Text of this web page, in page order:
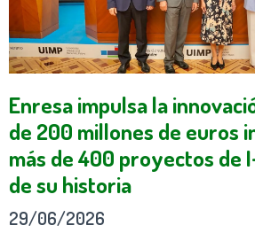
Enresa impulsa la
de 200 millones de euros
más de 400 proyectos de
de su historia
29/06/2026